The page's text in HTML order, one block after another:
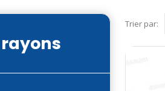
Trier par:
rayons